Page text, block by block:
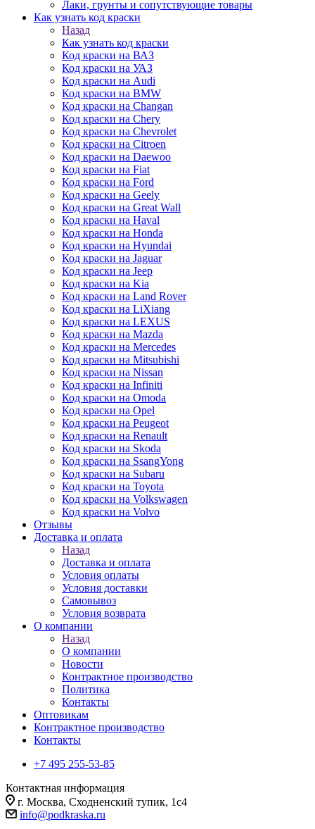
Лаки, грунты и сопутствующие товары
Как узнать код краски
Назад
Как узнать код краски
Код краски на ВАЗ
Код краски на УАЗ
Код краски на Audi
Код краски на BMW
Код краски на Changan
Код краски на Chery
Код краски на Chevrolet
Код краски на Citroen
Код краски на Daewoo
Код краски на Fiat
Код краски на Ford
Код краски на Geely
Код краски на Great Wall
Код краски на Haval
Код краски на Honda
Код краски на Hyundai
Код краски на Jaguar
Код краски на Jeep
Код краски на Kia
Код краски на Land Rover
Код краски на LiXiang
Код краски на LEXUS
Код краски на Mazda
Код краски на Mercedes
Код краски на Mitsubishi
Код краски на Nissan
Код краски на Infiniti
Код краски на Omoda
Код краски на Opel
Код краски на Peugeot
Код краски на Renault
Код краски на Skoda
Код краски на SsangYong
Код краски на Subaru
Код краски на Toyota
Код краски на Volkswagen
Код краски на Volvo
Отзывы
Доставка и оплата
Назад
Доставка и оплата
Условия оплаты
Условия доставки
Самовывоз
Условия возврата
О компании
Назад
О компании
Новости
Контрактное производство
Политика
Контакты
Оптовикам
Контрактное производство
Контакты
+7 495 255-53-85
Контактная информация
г. Москва, Сходненский тупик, 1с4
info@podkraska.ru